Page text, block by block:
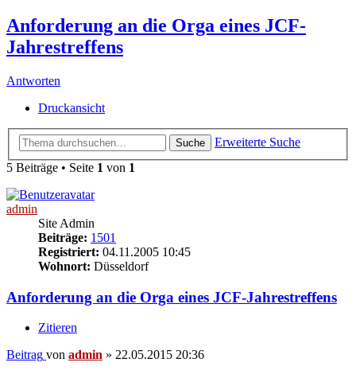
Anforderung an die Orga eines JCF-
Jahrestreffens
Antworten
Druckansicht
Suche
Erweiterte Suche
5 Beiträge • Seite 1 von 1
admin
Site Admin
Beiträge: 1501
Registriert: 04.11.2005 10:45
Wohnort: Düsseldorf
Anforderung an die Orga eines JCF-Jahrestreffens
Zitieren
Beitrag von admin » 22.05.2015 20:36